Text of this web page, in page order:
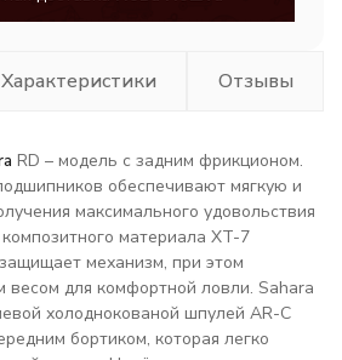
Характеристики Отзывы
RD – модель с задним фрикционом.
обеспечивают мягкую и
максимального удовольствия
материала XT-7
механизм, при этом
весом для комфортной ловли. Sahara
холоднокованой шпулей AR-C
бортиком, которая легко